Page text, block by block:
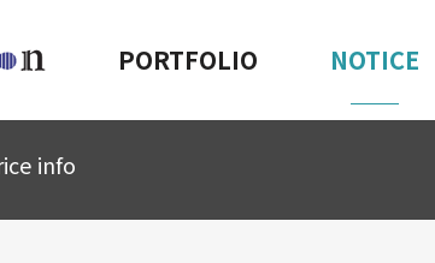
PORTFOLIO NOTICE
info